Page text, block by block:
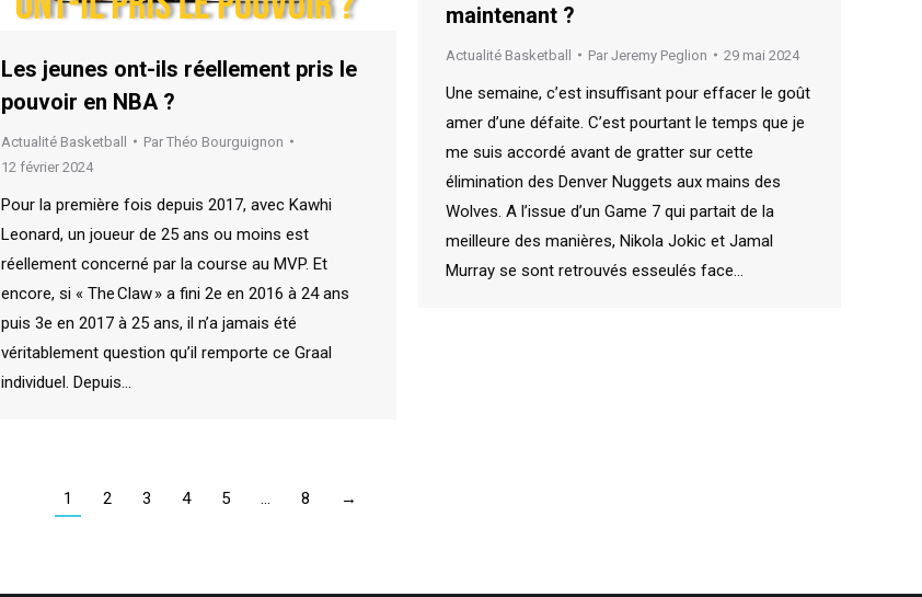
maintenant ?
Actualité Basketball Par Jeremy Peglion 29 mai 2024
Une semaine, c’est insuffisant pour effacer le goût
amer d’une défaite. C’est pourtant le temps que je
me suis accordé avant de gratter sur cette
élimination des Denver Nuggets aux mains des
Wolves. A l’issue d’un Game 7 qui partait de la
meilleure des manières, Nikola Jokic et Jamal
Murray se sont retrouvés esseulés face…
Les jeunes ont-ils réellement pris le
pouvoir en NBA ?
Actualité Basketball Par Théo Bourguignon
12 février 2024
Pour la première fois depuis 2017, avec Kawhi
Leonard, un joueur de 25 ans ou moins est
réellement concerné par la course au MVP. Et
encore, si « The Claw » a fini 2e en 2016 à 24 ans
puis 3e en 2017 à 25 ans, il n’a jamais été
véritablement question qu’il remporte ce Graal
individuel. Depuis…
1 2 3 4 5 … 8 →